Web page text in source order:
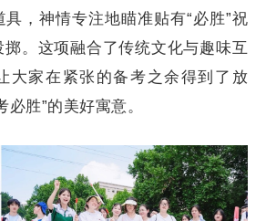
，神情专注地瞄准贴有“必胜”祝
。这项融合了传统文化与趣味互
大家在紧张的备考之余得到了放
胜”的美好寓意。